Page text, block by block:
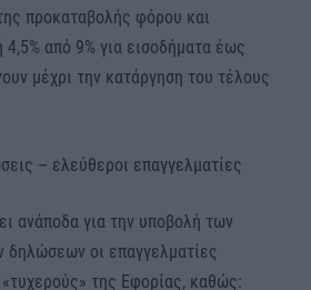
προκαταβολής φόρου και
από 9% για εισοδήματα έως
μέχρι την κατάργηση του τέλους
– ελεύθεροι επαγγελματίες
ανάποδα για την υποβολή των
δηλώσεων οι επαγγελματίες
της Εφορίας, καθώς: